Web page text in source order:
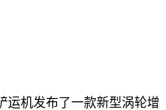
运机发布了一款新型涡轮增